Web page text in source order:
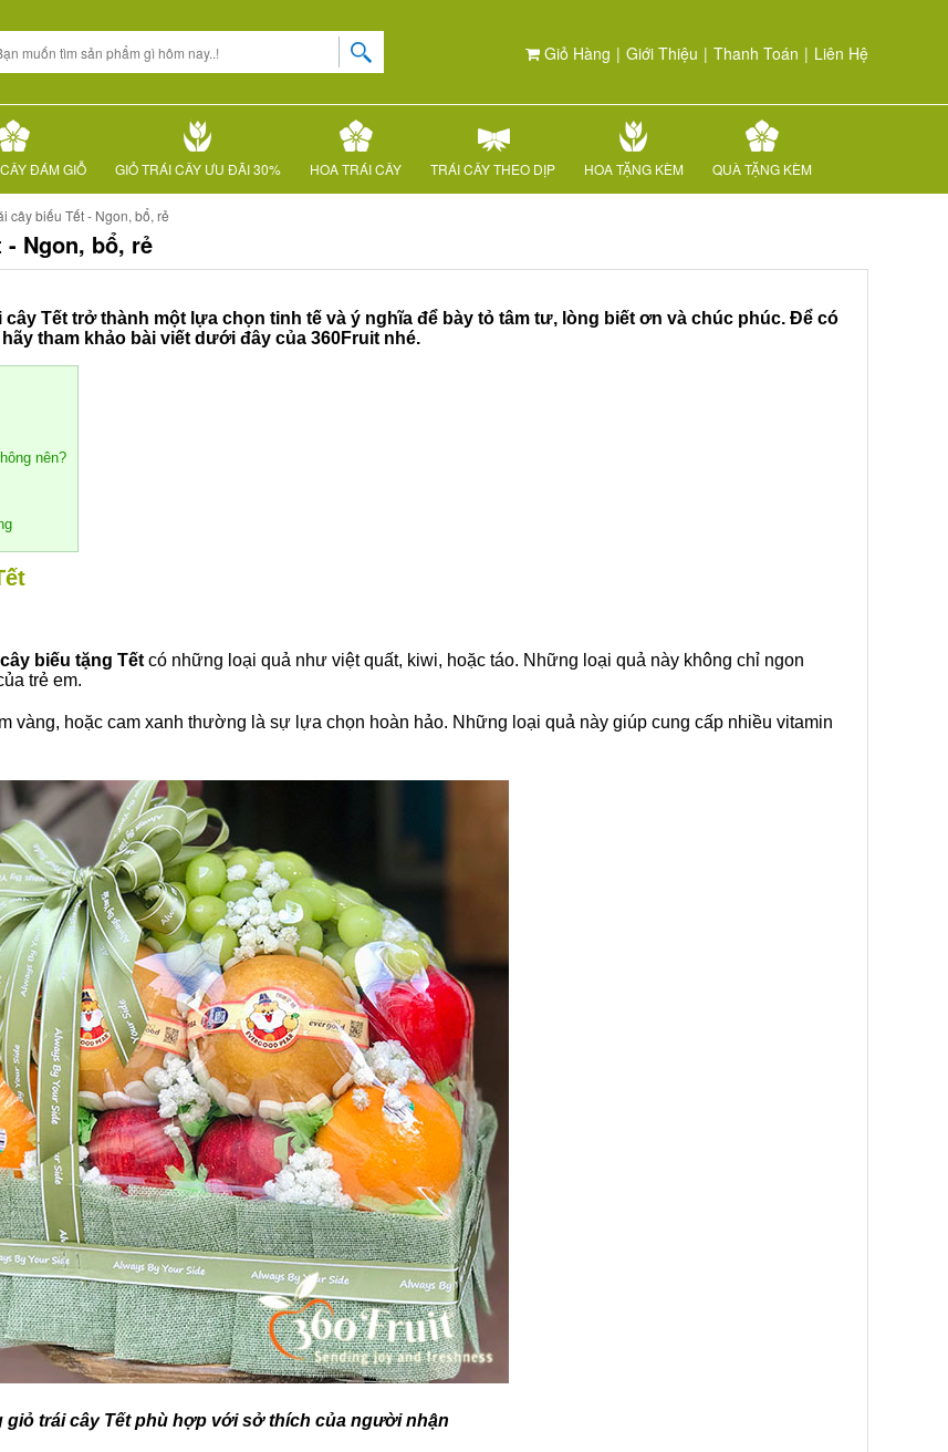
Giỏ Hàng | Giới Thiệu | Thanh Toán | Liên Hệ
ĐÁM GIỖ GIỎ TRÁI CÂY ƯU ĐÃI 30% HOA TRÁI CÂY TRÁI CÂY THEO DỊP HOA TẶNG KÈM QUÀ TẶNG KÈM
cây biếu Tết - Ngon, bổ, rẻ
Ngon, bổ, rẻ
Tết trở thành một lựa chọn tinh tế và ý nghĩa để bày tỏ tâm tư, lòng biết ơn và chúc phúc. Để có
tham khảo bài viết dưới đây của 360Fruit nhé.
nên?
biếu tặng Tết có những loại quả như việt quất, kiwi, hoặc táo. Những loại quả này không chỉ ngon
trẻ em.
hoặc cam xanh thường là sự lựa chọn hoàn hảo. Những loại quả này giúp cung cấp nhiều vitamin
giỏ trái cây Tết phù hợp với sở thích của người nhận